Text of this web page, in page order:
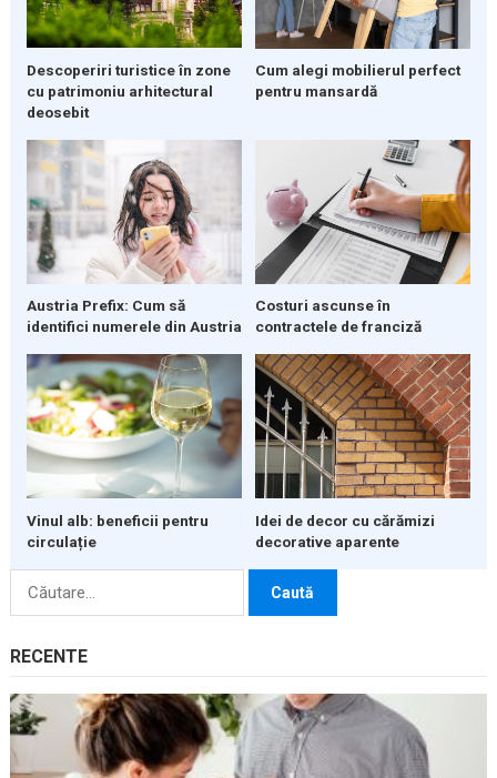
Descoperiri turistice în zone
cu patrimoniu arhitectural
deosebit
Cum alegi mobilierul perfect
pentru mansardă
Austria Prefix: Cum să
identifici numerele din Austria
Costuri ascunse în
contractele de franciză
Vinul alb: beneficii pentru
circulație
Idei de decor cu cărămizi
decorative aparente
Caută
RECENTE